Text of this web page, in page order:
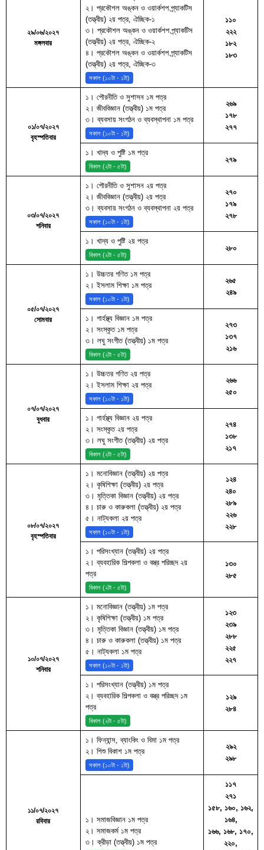
২৯/০৬/২০২৭
মঙ্গলবার
২। প্রকৌশল অঙ্কন ও ওয়ার্কশপ প্র্যাকটিস
(তত্ত্বীয়) ২য় পত্র, ঐচ্ছিক-১
৩। প্রকৌশল অঙ্কন ও ওয়ার্কশপ প্র্যাকটিস
(তত্ত্বীয়) ২য় পত্র, ঐচ্ছিক-২
৪। প্রকৌশল অঙ্কন ও ওয়ার্কশপ প্র্যাকটিস
(তত্ত্বীয়) ২য় পত্র, ঐচ্ছিক-৩
সকাল (১০টা - ১টা)
১১০
২২২
১৮২
১৮৩
০১/০৭/২০২৭
বৃহস্পতিবার
১। পৌরনীতি ও সুশাসন ১ম পত্র
২। জীববিজ্ঞান (তত্ত্বীয়) ১ম পত্র
৩। ব্যবসায় সংগঠন ও ব্যবস্থাপনা ১ম পত্র
সকাল (১০টা - ১টা)
২৬৯
১৭৮
২৭৭
১। খাদ্য ও পুষ্টি ১ম পত্র
বিকাল (২টা - ৫টা)
২৭৯
০৩/০৭/২০২৭
শনিবার
১। পৌরনীতি ও সুশাসন ২য় পত্র
২। জীববিজ্ঞান (তত্ত্বীয়) ২য় পত্র
৩। ব্যবসায় সংগঠন ও ব্যবস্থাপনা ২য় পত্র
সকাল (১০টা - ১টা)
২৭০
১৭৯
২৭৮
১। খাদ্য ও পুষ্টি ২য় পত্র
বিকাল (২টা - ৫টা)
২৮০
০৫/০৭/২০২৭
সোমবার
১। উচ্চতর গণিত ১ম পত্র
২। ইসলাম শিক্ষা ১ম পত্র
সকাল (১০টা - ১টা)
২৬৫
২৪৯
১। গার্হস্থ্য বিজ্ঞান ১ম পত্র
২। সংস্কৃত ১ম পত্র
৩। লঘু সংগীত (তত্ত্বীয়) ১ম পত্র
বিকাল (২টা - ৫টা)
২৭৩
১৩৭
২১৬
০৭/০৭/২০২৭
বুধবার
১। উচ্চতর গণিত ২য় পত্র
২। ইসলাম শিক্ষা ২য় পত্র
সকাল (১০টা - ১টা)
২৬৬
২৫০
১। গার্হস্থ্য বিজ্ঞান ২য় পত্র
২। সংস্কৃত ২য় পত্র
৩। লঘু সংগীত (তত্ত্বীয়) ২য় পত্র
বিকাল (২টা - ৫টা)
২৭৪
১৩৮
২১৭
০৮/০৭/২০২৭
বৃহস্পতিবার
১। মনোবিজ্ঞান (তত্ত্বীয়) ২য় পত্র
২। কৃষিশিক্ষা (তত্ত্বীয়) ২য় পত্র
৩। মৃত্তিকা বিজ্ঞান (তত্ত্বীয়) ২য় পত্র
৪। চারু ও কারুকলা (তত্ত্বীয়) ২য় পত্র
৫। নাট্যকলা ২য় পত্র
সকাল (১০টা - ১টা)
১২৪
২৪০
২৮৯
২২৬
২২৮
১। পরিসংখ্যান (তত্ত্বীয়) ২য় পত্র
২। ব্যবহারিক শিল্পকলা ও বস্ত্র পরিচ্ছদ ২য়
পত্র
বিকাল (২টা - ৫টা)
১৩০
২৮৫
১০/০৭/২০২৭
শনিবার
১। মনোবিজ্ঞান (তত্ত্বীয়) ১ম পত্র
২। কৃষিশিক্ষা (তত্ত্বীয়) ১ম পত্র
৩। মৃত্তিকা বিজ্ঞান (তত্ত্বীয়) ১ম পত্র
৪। চারু ও কারুকলা (তত্ত্বীয়) ১ম পত্র
৫। নাট্যকলা ১ম পত্র
সকাল (১০টা - ১টা)
১২৩
২৩৯
২৮৮
২২৫
২২৭
১। পরিসংখ্যান (তত্ত্বীয়) ১ম পত্র
২। ব্যবহারিক শিল্পকলা ও বস্ত্র পরিচ্ছদ ১ম
পত্র
বিকাল (২টা - ৫টা)
১২৯
২৮৪
১১/০৭/২০২৭
রবিবার
১। ফিন্যান্স, ব্যাংকিং ও বিমা ১ম পত্র
২। শিশু বিকাশ ১ম পত্র
সকাল (১০টা - ১টা)
২৯২
২৯৮
১। সমাজবিজ্ঞান ১ম পত্র
২। সমাজকর্ম ১ম পত্র
৩। ক্রীড়া (তত্ত্বীয়) ১ম পত্র
১১৭
২৭১
১৫৮, ১৬০, ১৬২,
১৬৪,
১৬৬, ১৬৮, ১৭০,
২২০,